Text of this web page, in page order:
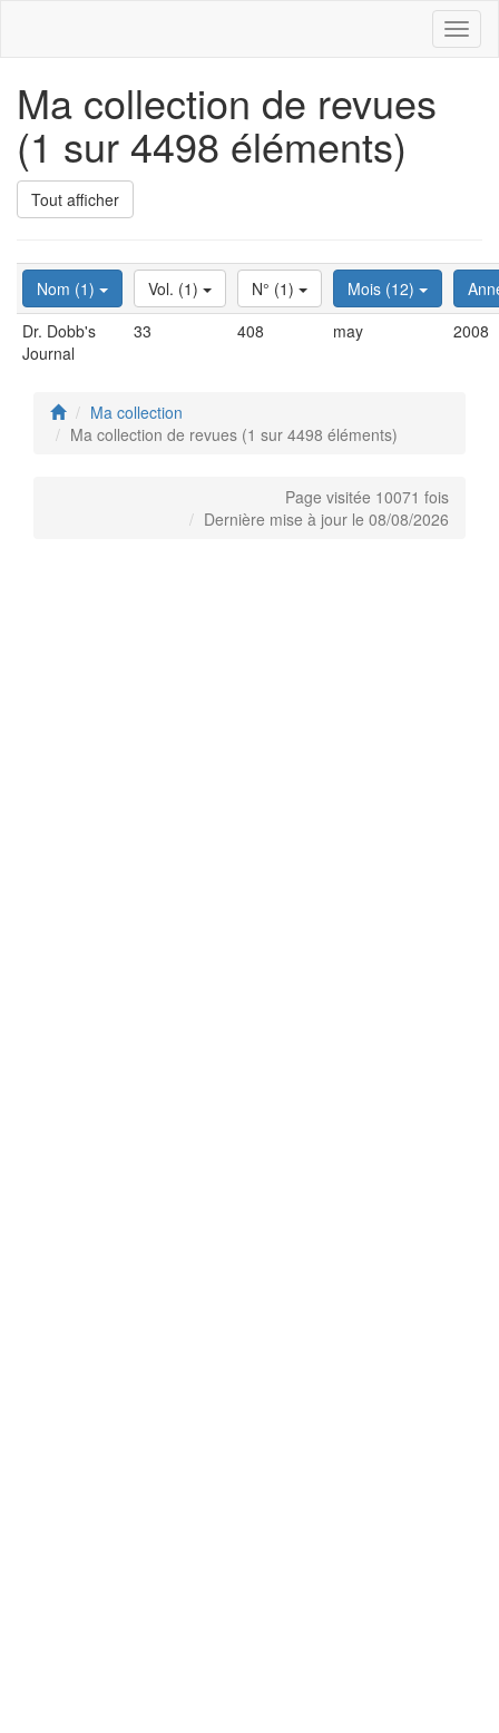
Ma collection de revues
(1 sur 4498 éléments)
Tout afficher
Nom (1) Vol. (1) N° (1) Mois (12)
Dr. Dobb's
Journal
33 408 may 2008
Ma collection
Ma collection de revues (1 sur 4498 éléments)
Page visitée 10071 fois
Dernière mise à jour le 08/08/2026